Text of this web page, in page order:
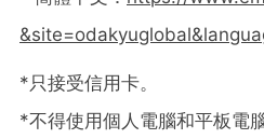
*只接受信用卡。
*不得使用個人電腦和平板電